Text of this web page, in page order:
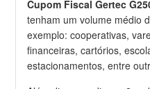
Cupom Fiscal Gertec
tenham um volume médio
exemplo: cooperativas,
financeiras, cartórios,
estacionamentos, entre